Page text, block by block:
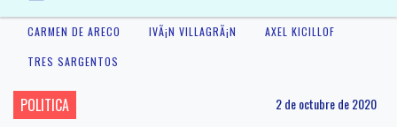
CARMEN DE ARECO IVÃ¡N VILLAGRÃ¡N
AXEL KICILLOF
TRES SARGENTOS
POLITICA 2 de octubre de 2020